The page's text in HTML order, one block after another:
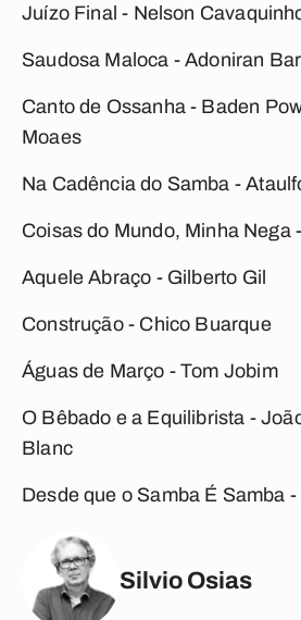
Juízo Final - Nelson
Saudosa Maloca - Adoniran
Canto de Ossanha- Baden
Moaes
Na Cadência do Samba -
Coisas do Mundo, Minha Nega
Aquele Abraço - Gilberto Gil
Construção- Chico Buarque
Águas de Março - Tom Jobim
O Bêbado e a Equilibrista -
Blanc
Desde que o Samba É Samba -
Silvio Osias